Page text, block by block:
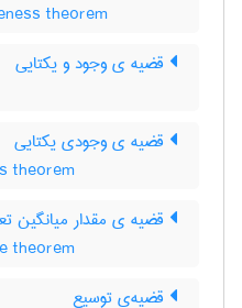
theorem
قضیه ی وجود و یکتایی
قضیه ی وجودی یکتایی
theorem
قضیه ی مقدار میانگین
theorem
قضیه‌ی توسیع